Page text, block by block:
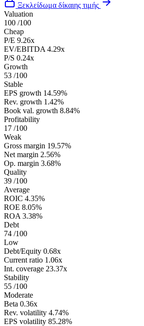
Ξεκλείδωμα δίκαιης τιμής
Valuation
100 /100
Cheap
P/E 9.26x
EV/EBITDA 4.29x
P/S 0.24x
Growth
53 /100
Stable
EPS growth 14.59%
Rev. growth 1.42%
Book val. growth 8.84%
Profitability
17 /100
Weak
Gross margin 19.57%
Net margin 2.56%
Op. margin 3.68%
Quality
39 /100
Average
ROIC 4.35%
ROE 8.05%
ROA 3.38%
Debt
74 /100
Low
Debt/Equity 0.68x
Current ratio 1.06x
Int. coverage 23.37x
Stability
55 /100
Moderate
Beta 0.36x
Rev. volatility 4.74%
EPS volatility 85.28%